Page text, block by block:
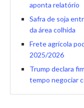
aponta relatório
Safra de soja
da área colhida
Frete agrícola
2025/2026
Trump declara
tempo negociar